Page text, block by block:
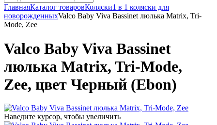
ГлавнаяКаталог товаровКоляски1 в 1 коляски для
новорожденныхValco Baby Viva Bassinet люлька Matrix, Tri-
Mode, Zee
Valco Baby Viva Bassinet
люлька Matrix, Tri-Mode,
Zee, цвет Черный (Ebon)
Наведите курсор, чтобы увеличить